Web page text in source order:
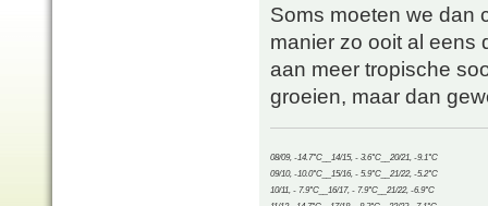
Soms moeten we dan
manier zo ooit al eens
aan meer tropische
groeien, maar dan
08/09, -14.7°C__14/15, - 3.6°C__20/21, -9.1°C
09/10, -10.0°C__15/16, - 5.9°C__21/22, -5.2°C
10/11, - 7.9°C__16/17, - 7.9°C__21/22, -6.9°C